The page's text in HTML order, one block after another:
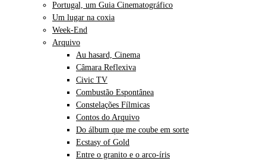
Portugal, um Guia Cinematográfico
Um lugar na coxia
Week-End
Arquivo
Au hasard, Cinema
Câmara Reflexiva
Civic TV
Combustão Espontânea
Constelações Fílmicas
Contos do Arquivo
Do álbum que me coube em sorte
Ecstasy of Gold
Entre o granito e o arco-íris